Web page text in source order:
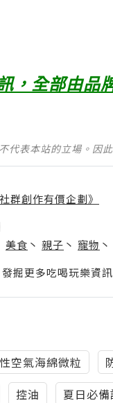
，全部由品
代表本站的立場。因
群創作有價企劃》
美食 丶 親子 丶 寵物 丶
掘更多吃喝玩樂資訊
空氣海綿微粒
控油 夏日必